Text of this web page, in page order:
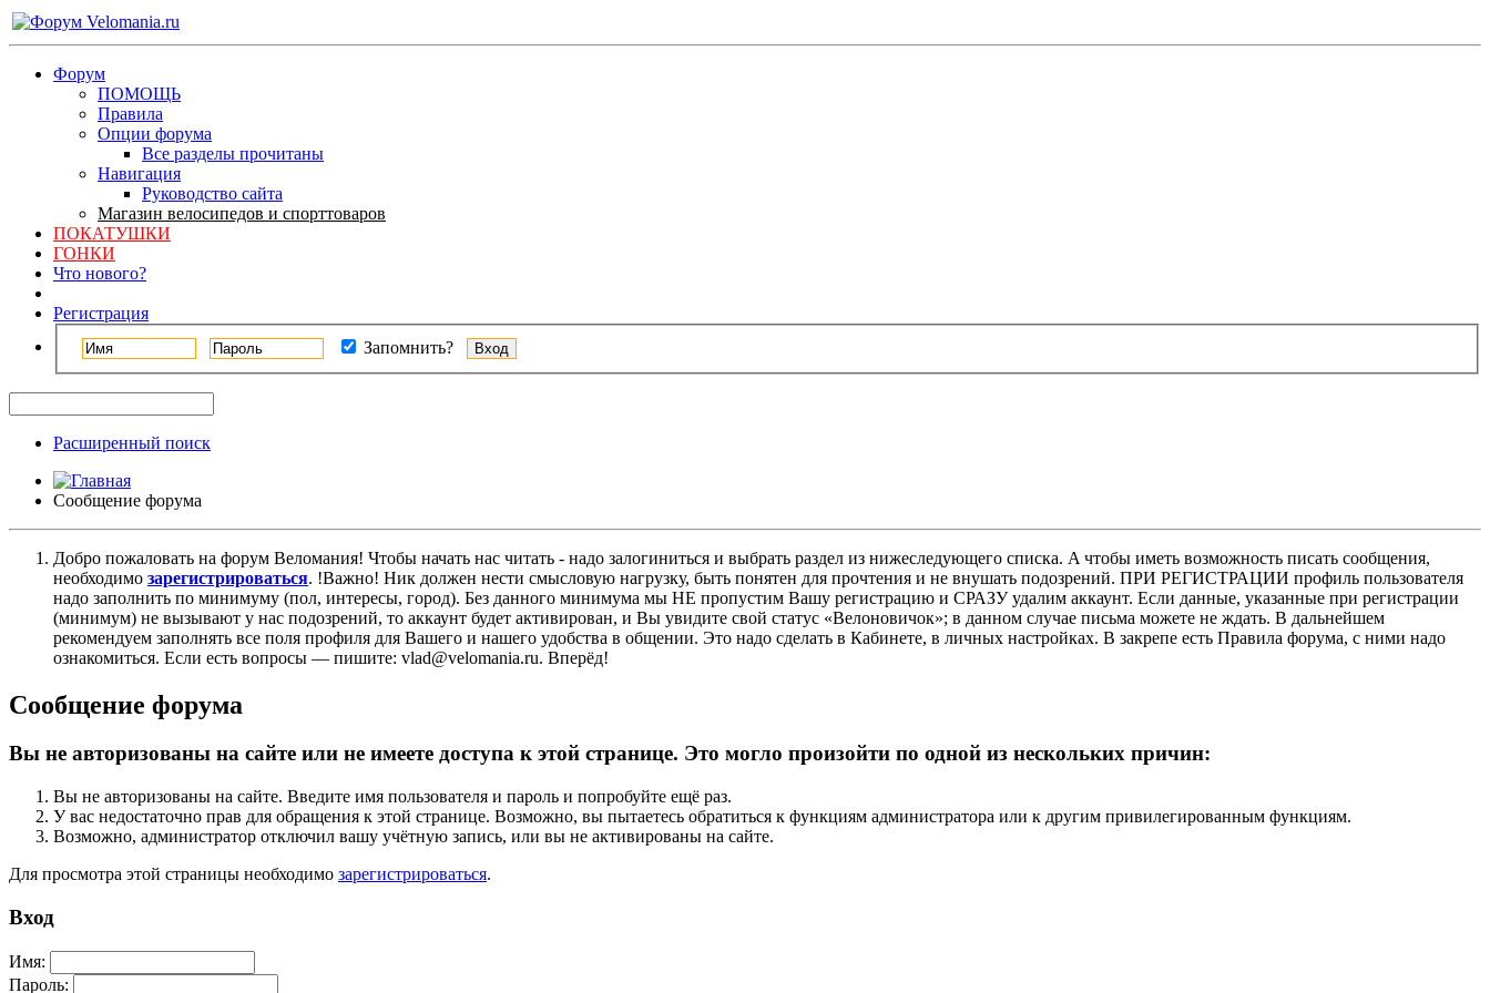
Форум
ПОМОЩЬ
Правила
Опции форума
Все разделы прочитаны
Навигация
Руководство сайта
Магазин велосипедов и спорттоваров
ПОКАТУШКИ
ГОНКИ
Что нового?
Регистрация
Запомнить?
Расширенный поиск
Сообщение форума
Добро пожаловать на форум Веломания! Чтобы начать нас читать - надо залогиниться и выбрать раздел из нижеследующего списка. A чтобы иметь возможность писать сообщения,
необходимо зарегистрироваться. !Важно! Ник должен нести смысловую нагрузку, быть понятен для прочтения и не внушать подозрений. ПРИ РЕГИСТРАЦИИ профиль пользователя
надо заполнить по минимуму (пол, интересы, город). Без данного минимума мы НЕ пропустим Вашу регистрацию и СРАЗУ удалим аккаунт. Если данные, указанные при регистрации
(минимум) не вызывают у нас подозрений, то аккаунт будет активирован, и Вы увидите свой статус «Велоновичок»; в данном случае письма можете не ждать. В дальнейшем
рекомендуем заполнять все поля профиля для Вашего и нашего удобства в общении. Это надо сделать в Кабинете, в личных настройках. В закрепе есть Правила форума, с ними надо
ознакомиться. Если есть вопросы — пишите: vlad@velomania.ru. Вперёд!
Сообщение форума
Вы не авторизованы на сайте или не имеете доступа к этой странице. Это могло произойти по одной из нескольких причин:
Вы не авторизованы на сайте. Введите имя пользователя и пароль и попробуйте ещё раз.
У вас недостаточно прав для обращения к этой странице. Возможно, вы пытаетесь обратиться к функциям администратора или к другим привилегированным функциям.
Возможно, администратор отключил вашу учётную запись, или вы не активированы на сайте.
Для просмотра этой страницы необходимо зарегистрироваться.
Вход
Имя:
Пароль: